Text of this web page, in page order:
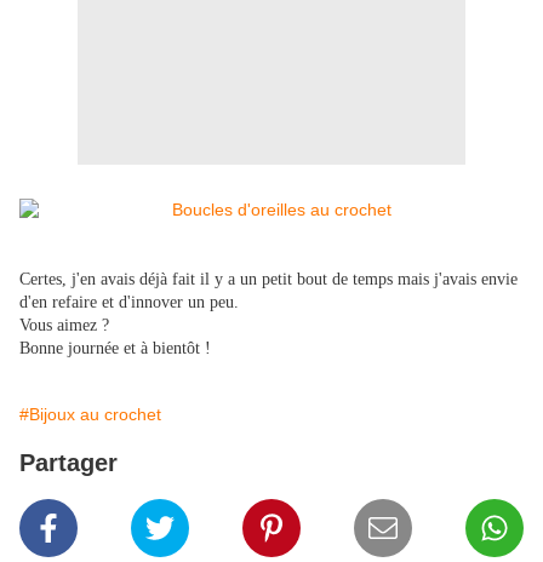
Certes, j'en avais déjà fait il y a un petit bout de temps mais j'avais envie
d'en refaire et d'innover un peu.
Vous aimez ?
Bonne journée et à bientôt !
#Bijoux au crochet
Partager